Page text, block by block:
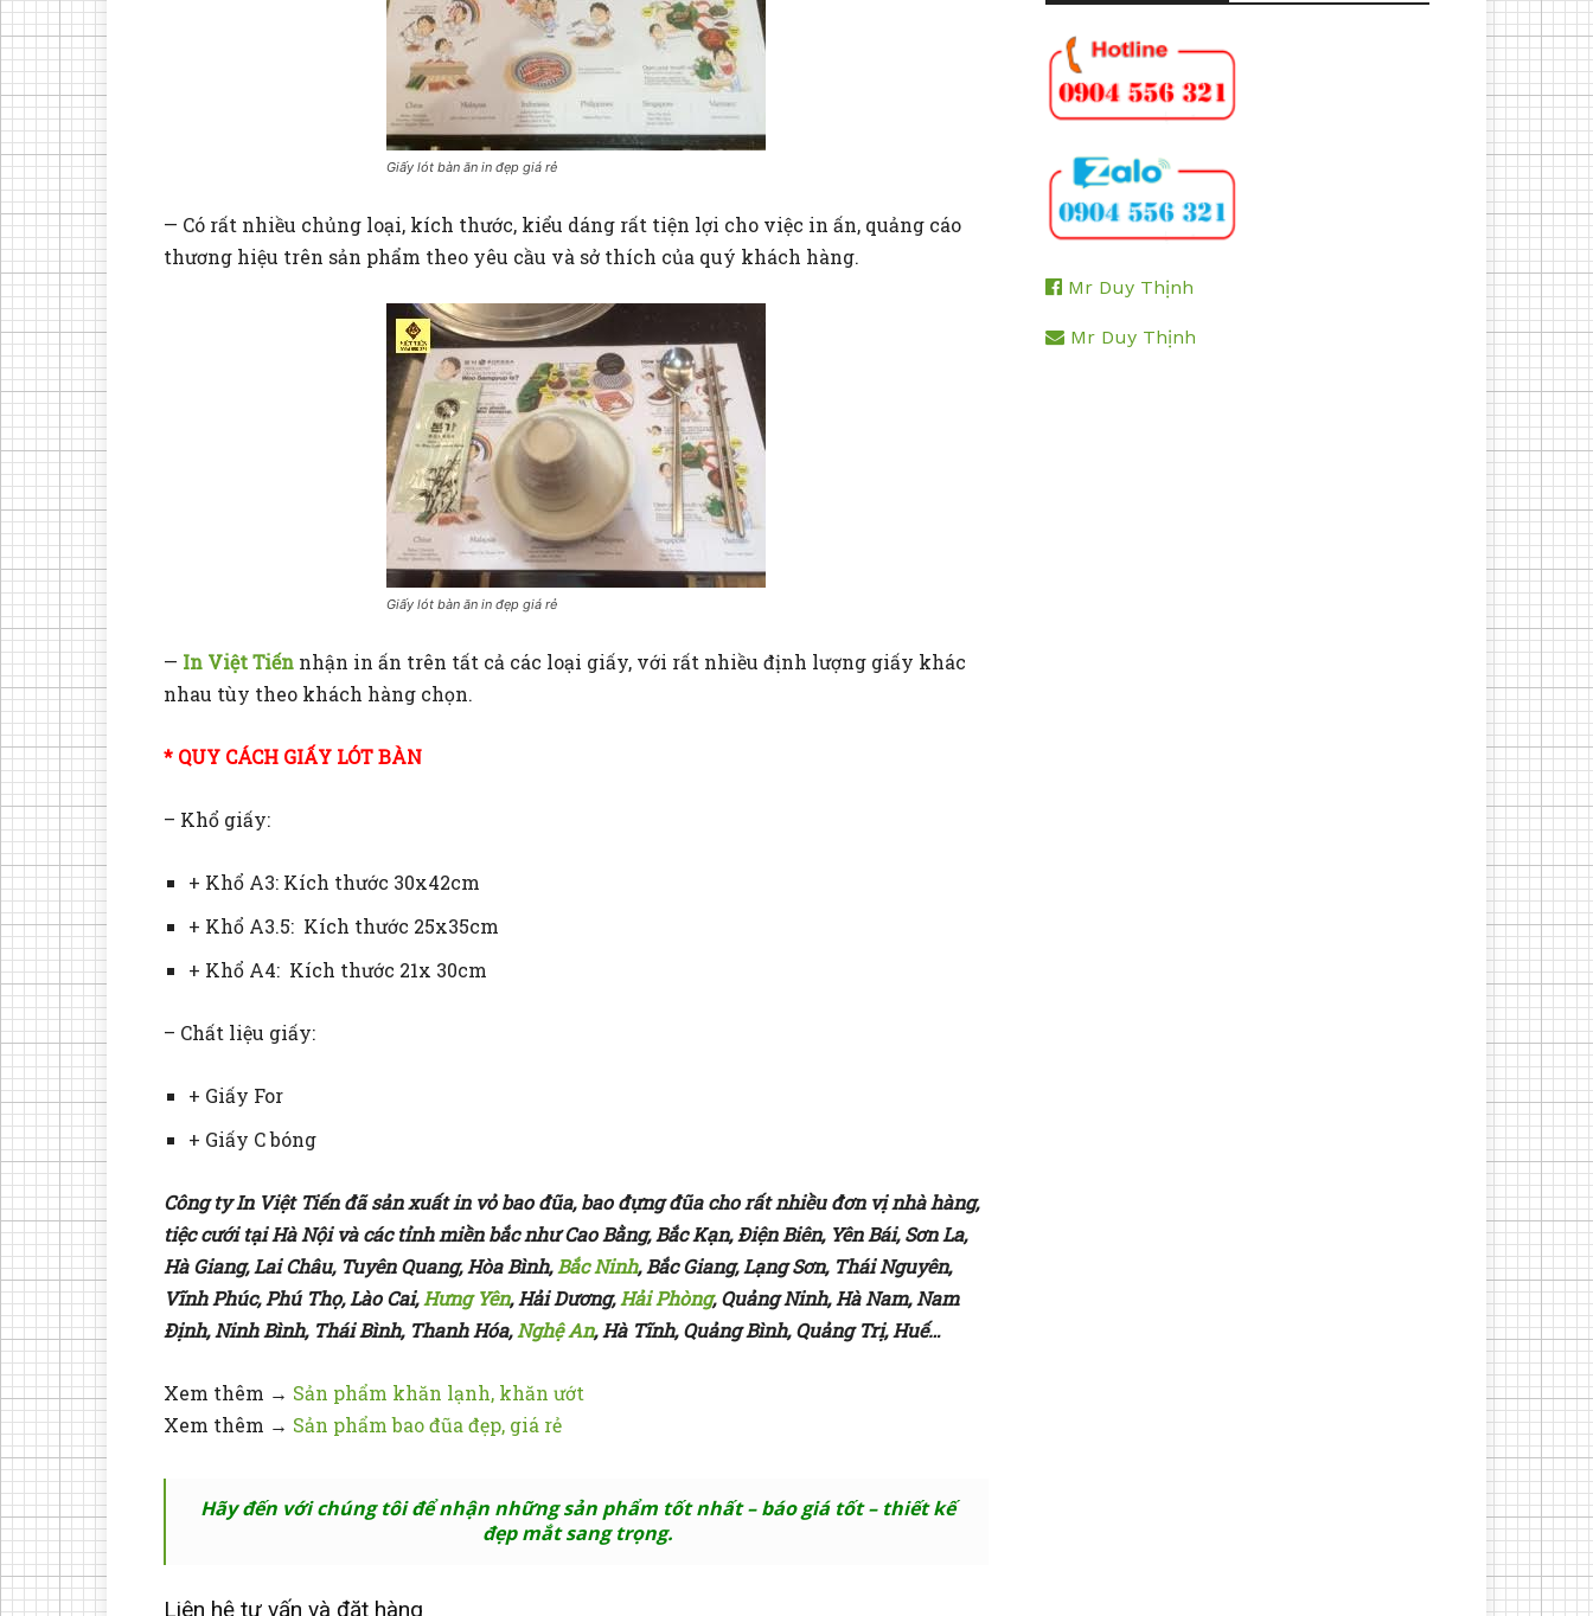
Giấy lót bàn ăn in đẹp giá rẻ
— Có rất nhiều chủng loại, kích thước, kiểu dáng rất tiện lợi cho việc in ấn, quảng cáo
thương hiệu trên sản phẩm theo yêu cầu và sở thích của quý khách hàng.
Giấy lót bàn ăn in đẹp giá rẻ
— In Việt Tiến nhận in ấn trên tất cả các loại giấy, với rất nhiều định lượng giấy khác
nhau tùy theo khách hàng chọn.
* QUY CÁCH GIẤY LÓT BÀN
– Khổ giấy:
+ Khổ A3: Kích thước 30x42cm
+ Khổ A3.5: Kích thước 25x35cm
+ Khổ A4: Kích thước 21x 30cm
– Chất liệu giấy:
+ Giấy For
+ Giấy C bóng
Công ty In Việt Tiến đã sản xuất in vỏ bao đũa, bao đựng đũa cho rất nhiều đơn vị nhà hàng,
tiệc cưới tại Hà Nội và các tỉnh miền bắc như Cao Bằng, Bắc Kạn, Điện Biên, Yên Bái, Sơn La,
Hà Giang, Lai Châu, Tuyên Quang, Hòa Bình,Bắc Ninh, Bắc Giang, Lạng Sơn, Thái Nguyên,
Vĩnh Phúc, Phú Thọ, Lào Cai,Hưng Yên, Hải Dương,Hải Phòng, Quảng Ninh, Hà Nam, Nam
Định, Ninh Bình, Thái Bình, Thanh Hóa,Nghệ An, Hà Tĩnh, Quảng Bình, Quảng Trị, Huế…
Xem thêm → Sản phẩm khăn lạnh, khăn ướt
Xem thêm → Sản phẩm bao đũa đẹp, giá rẻ
Hãy đến với chúng tôi để nhận những sản phẩm tốt nhất – báo giá tốt – thiết kế
đẹp mắt sang trọng.
Liên hệ tư vấn và đặt hàng
Mr Duy Thịnh
Mr Duy Thịnh